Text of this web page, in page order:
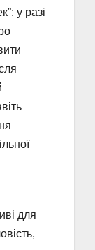
у разі
для